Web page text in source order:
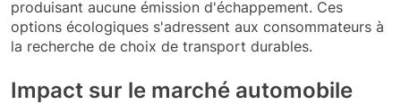
produisant aucune émission d'échappement. Ces
options écologiques s'adressent aux consommateurs à
la recherche de choix de transport durables.
Impact sur le marché automobile